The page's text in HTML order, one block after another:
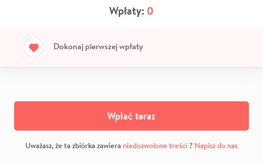
Wpłaty: 0
Dokonaj pierwszej wpłaty
Wpłać teraz
Uważasz, że ta zbiórka zawiera niedozwolone treści? Napisz do nas